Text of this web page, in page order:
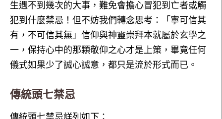
生遇不到幾次的大事，難免會擔心冒犯到亡者或觸
犯到什麼禁忌！但不妨我們轉念思考：「寧可信其
有，不可信其無」信仰與神靈崇拜本就屬於玄學之
一，保持心中的那顆敬仰之心才是上策，畢竟任何
儀式如果少了誠心誠意，都只是流於形式而已。
傳統頭七禁忌
傳統頭七禁忌詳列如下：